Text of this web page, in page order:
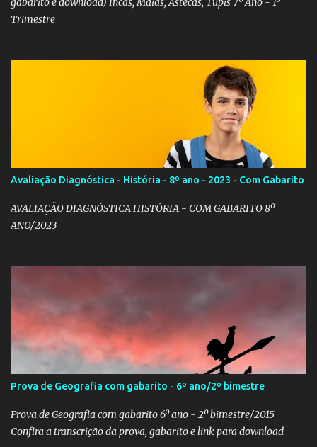
Trimestre
Avaliação Diagnóstica - História - 8º ano - 2023 - Com Gabarito
AVALIAÇÃO DIAGNÓSTICA HISTÓRIA - COM GABARITO 8º
ANO/2023
Prova de Geografia com gabarito - 6º ano/2º bimestre
Prova de Geografia com gabarito 6º ano - 2º bimestre/2015
Confira a transcrição da prova, gabarito e link para download